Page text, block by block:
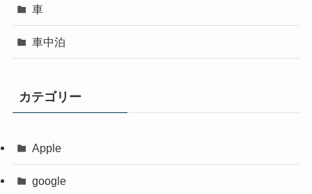
車
車中泊
カテゴリー
Apple
google